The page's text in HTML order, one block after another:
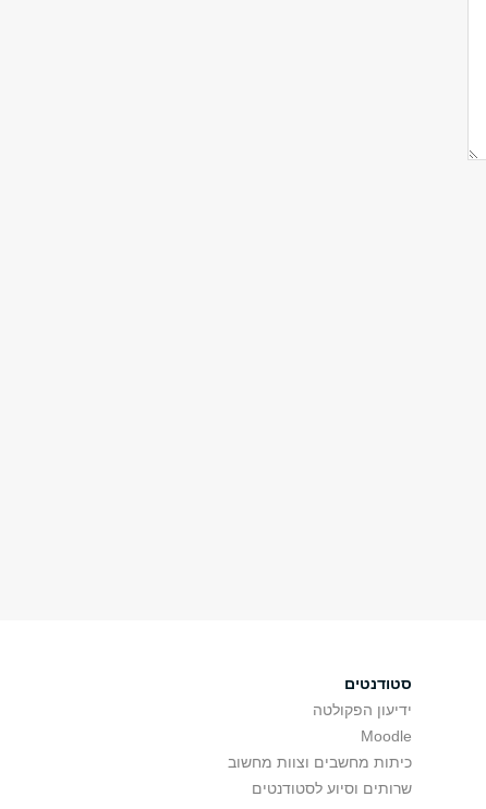
סטודנטים
ידיעון הפקולטה
Moodle
כיתות מחשבים וצוות מחשוב
שרותים וסיוע לסטודנטים